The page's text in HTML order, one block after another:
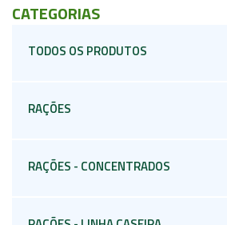
CATEGORIAS
TODOS OS PRODUTOS
RAÇÕES
RAÇÕES - CONCENTRADOS